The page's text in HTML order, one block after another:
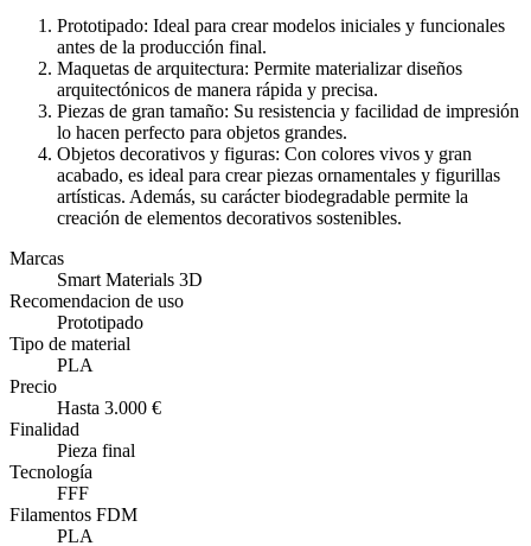
Prototipado: Ideal para crear modelos iniciales y funcionales
antes de la producción final.
Maquetas de arquitectura: Permite materializar diseños
arquitectónicos de manera rápida y precisa.
Piezas de gran tamaño: Su resistencia y facilidad de impresión
lo hacen perfecto para objetos grandes.
Objetos decorativos y figuras: Con colores vivos y gran
acabado, es ideal para crear piezas ornamentales y figurillas
artísticas. Además, su carácter biodegradable permite la
creación de elementos decorativos sostenibles.
Marcas
Smart Materials 3D
Recomendacion de uso
Prototipado
Tipo de material
PLA
Precio
Hasta 3.000 €
Finalidad
Pieza final
Tecnología
FFF
Filamentos FDM
PLA